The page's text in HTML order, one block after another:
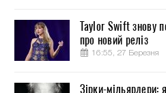
Taylor Swift знову
про новий реліз
16:55, 27 Березня
Зірки-мільярдери: